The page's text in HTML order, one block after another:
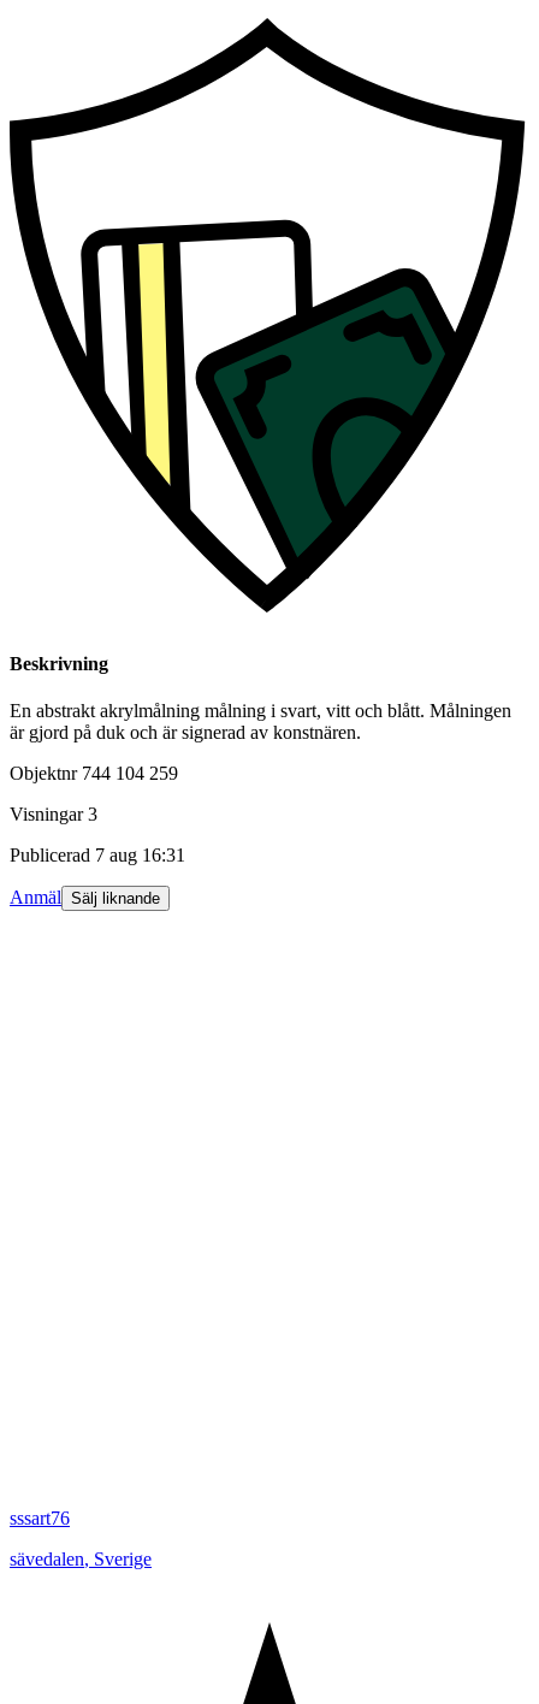
Beskrivning
En abstrakt akrylmålning målning i svart, vitt och blått. Målningen
är gjord på duk och är signerad av konstnären.
Objektnr 744 104 259
Visningar 3
Publicerad 7 aug 16:31
Anmäl Sälj liknande
sssart76
sävedalen, Sverige